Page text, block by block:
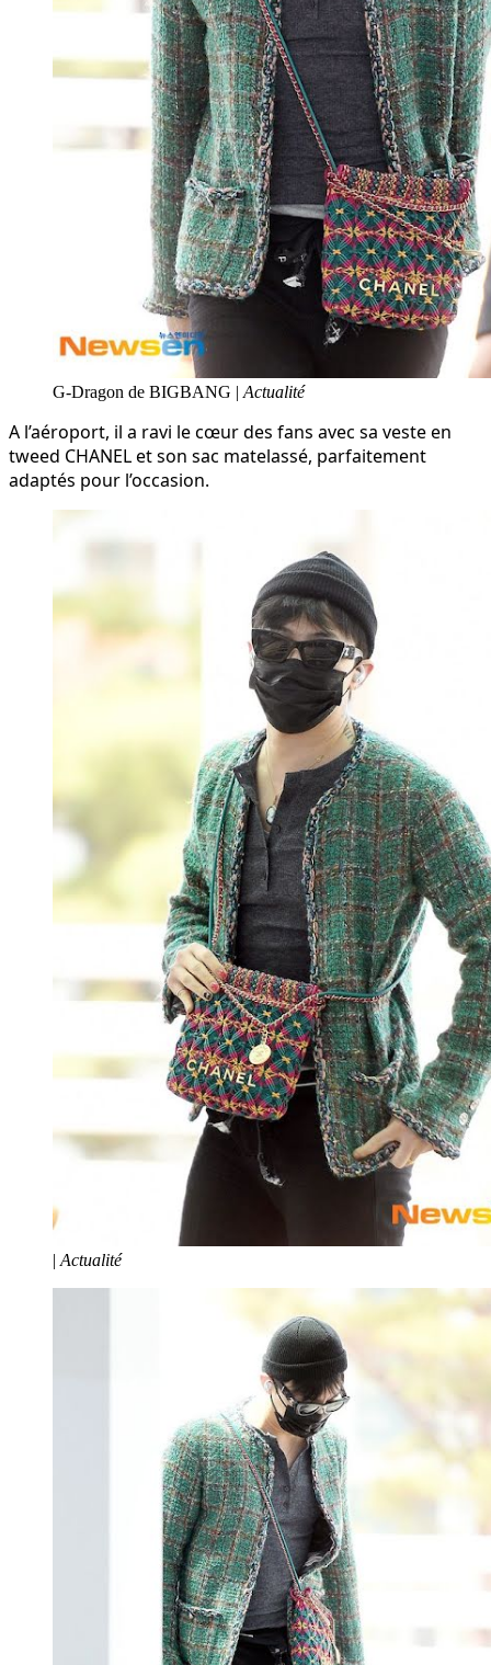
G-Dragon de BIGBANG | Actualité
A l’aéroport, il a ravi le cœur des fans avec sa veste en
tweed CHANEL et son sac matelassé, parfaitement
adaptés pour l’occasion.
| Actualité